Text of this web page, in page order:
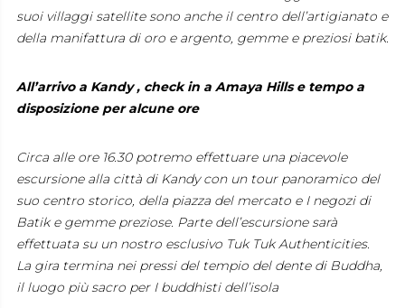
suoi villaggi satellite sono anche il centro dell’artigianato e
della manifattura di oro e argento, gemme e preziosi batik.
All’arrivo a Kandy , check in a Amaya Hills e tempo a
disposizione per alcune ore
Circa alle ore 16.30 potremo effettuare una piacevole
escursione alla città di Kandy con un tour panoramico del
suo centro storico, della piazza del mercato e I negozi di
Batik e gemme preziose. Parte dell’escursione sarà
effettuata su un nostro esclusivo Tuk Tuk Authenticities.
La gira termina nei pressi del tempio del dente di Buddha,
il luogo più sacro per I buddhisti dell’isola